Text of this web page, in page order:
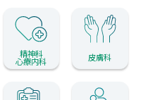
精神科
心療内科 皮膚科